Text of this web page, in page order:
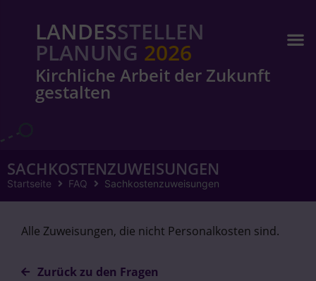
LANDESSTELLEN
PLANUNG 2026
Kirchliche Arbeit der Zukunft
gestalten
SACHKOSTENZUWEISUNGEN
Startseite FAQ Sachkostenzuweisungen
Alle Zuweisungen, die nicht Personalkosten sind.
Zurück zu den Fragen